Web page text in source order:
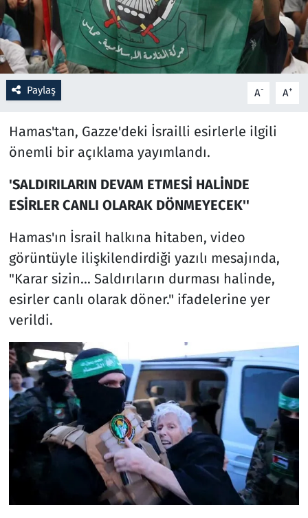
Paylaş A- A+
Hamas'tan, Gazze'deki İsrailli esirlerle ilgili
önemli bir açıklama yayımlandı.
'SALDIRILARIN DEVAM ETMESİ HALİNDE
ESİRLER CANLI OLARAK DÖNMEYECEK''
Hamas'ın İsrail halkına hitaben, video
görüntüyle ilişkilendirdiği yazılı mesajında,
"Karar sizin... Saldırıların durması halinde,
esirler canlı olarak döner." ifadelerine yer
verildi.
Sağlık
Savunma Sanayi
Seçim 2023
Spor
Televizyon